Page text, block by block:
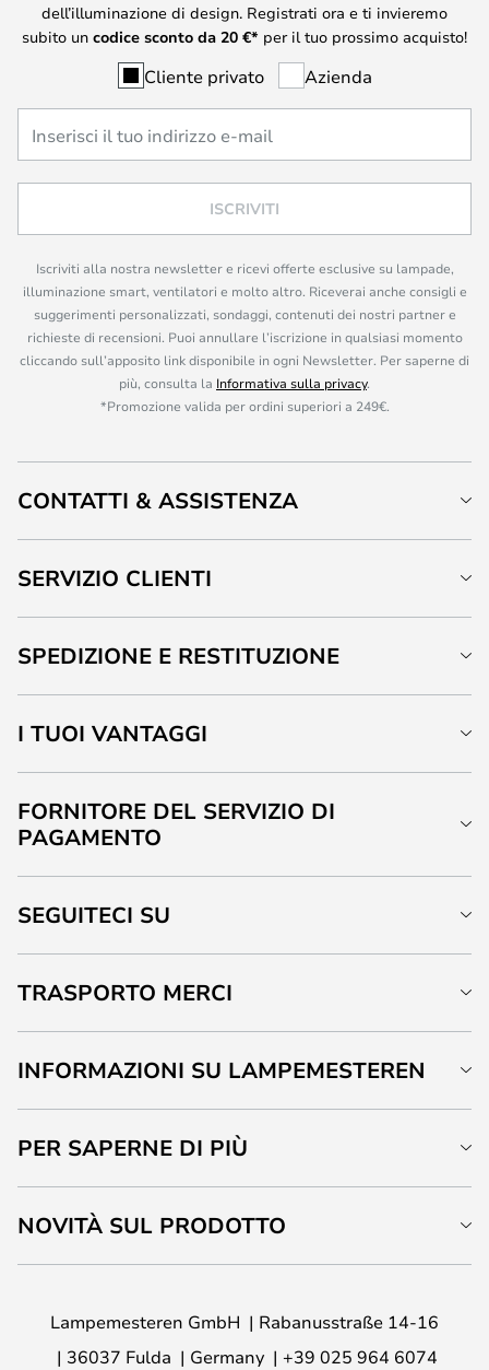
dell’illuminazione di design. Registrati ora e ti invieremo
subito un codice sconto da 20 €* per il tuo prossimo acquisto!
Cliente privato Azienda
ISCRIVITI
Iscriviti alla nostra newsletter e ricevi offerte esclusive su lampade,
illuminazione smart, ventilatori e molto altro. Riceverai anche consigli e
suggerimenti personalizzati, sondaggi, contenuti dei nostri partner e
richieste di recensioni. Puoi annullare l’iscrizione in qualsiasi momento
cliccando sull’apposito link disponibile in ogni Newsletter. Per saperne di
più, consulta la Informativa sulla privacy.
*Promozione valida per ordini superiori a 249€.
CONTATTI & ASSISTENZA
SERVIZIO CLIENTI
SPEDIZIONE E RESTITUZIONE
I TUOI VANTAGGI
FORNITORE DEL SERVIZIO DI
PAGAMENTO
SEGUITECI SU
TRASPORTO MERCI
INFORMAZIONI SU LAMPEMESTEREN
PER SAPERNE DI PIÙ
NOVITÀ SUL PRODOTTO
Lampemesteren GmbH
Rabanusstraße 14-16
36037 Fulda
Germany +39 025 964 6074